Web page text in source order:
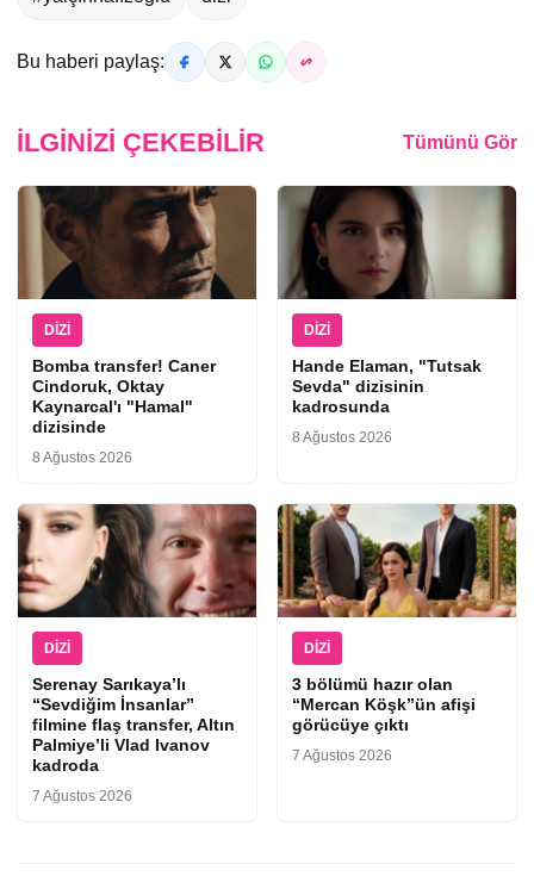
Bu haberi paylaş:
İLGINIZI ÇEKEBILIR Tümünü Gör
DIZI
Bomba transfer! Caner
Cindoruk, Oktay
Kaynarcal'ı "Hamal"
dizisinde
8 Ağustos 2026
DIZI
Hande Elaman, "Tutsak
Sevda" dizisinin
kadrosunda
8 Ağustos 2026
DIZI
Serenay Sarıkaya’lı
“Sevdiğim İnsanlar”
filmine flaş transfer, Altın
Palmiye’li Vlad Ivanov
kadroda
7 Ağustos 2026
DIZI
3 bölümü hazır olan
“Mercan Köşk”ün afişi
görücüye çıktı
7 Ağustos 2026